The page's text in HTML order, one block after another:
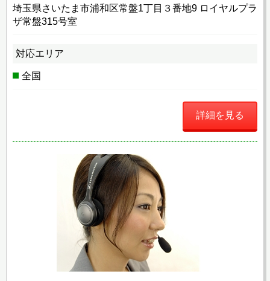
埼玉県さいたま市浦和区常盤1丁目３番地9 ロイヤルプラ
ザ常盤315号室
対応エリア
全国
詳細を見る